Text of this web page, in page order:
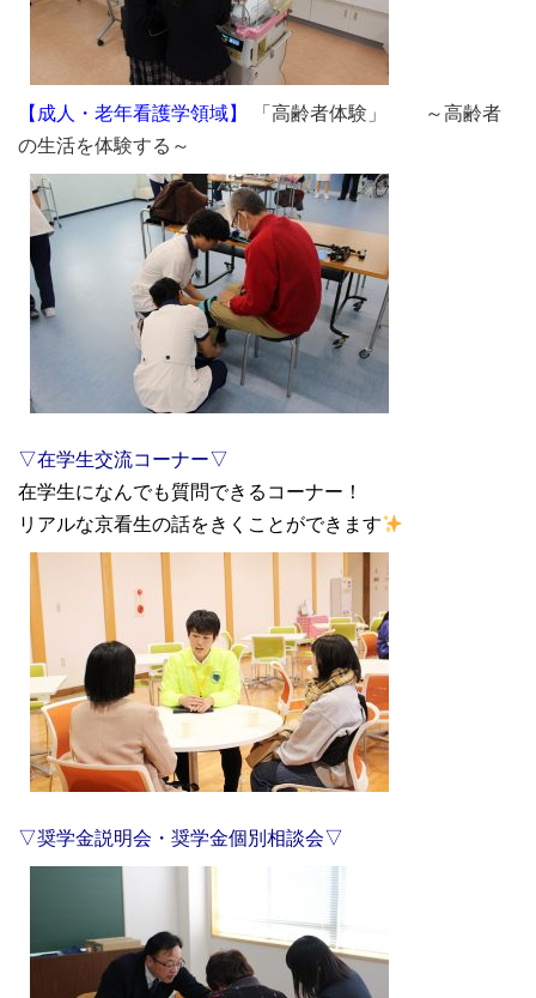
【成人・老年看護学領域】
「高齢者体験」 ～高齢者
の生活を体験する～
▽在学生交流コーナー▽
在学生になんでも質問できるコーナー！
リアルな京看生の話をきくことができます
▽奨学金説明会・奨学金個別相談会▽